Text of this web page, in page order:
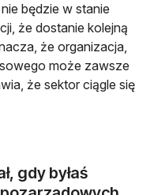
będzie w stanie
że dostanie kolejną
że organizacja,
może zawsze
że sektor ciągle się
gdy byłaś